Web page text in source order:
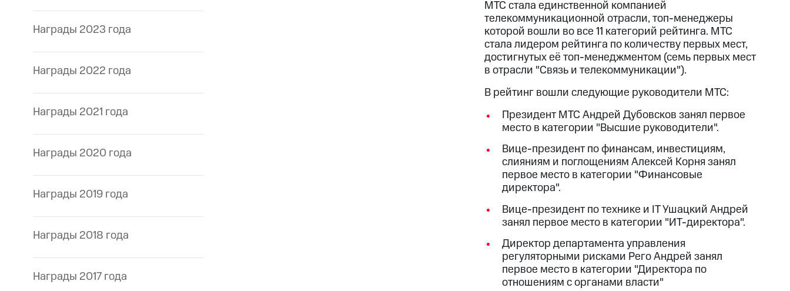
Награды 2023 года
Награды 2022 года
Награды 2021 года
Награды 2020 года
Награды 2019 года
Награды 2018 года
Награды 2017 года
МТС стала единственной компанией
телекоммуникационной отрасли, топ-менеджеры
которой вошли во все 11 категорий рейтинга. МТС
стала лидером рейтинга по количеству первых мест,
достигнутых её топ-менеджментом (семь первых мест
в отрасли "Связь и телекоммуникации").
В рейтинг вошли следующие руководители МТС:
Президент МТС Андрей Дубовсков занял первое
место в категории "Высшие руководители".
Вице-президент по финансам, инвестициям,
слияниям и поглощениям Алексей Корня занял
первое место в категории "Финансовые
директора".
Вице-президент по технике и IT Ушацкий Андрей
занял первое место в категории "ИТ-директора".
Директор департамента управления
регуляторными рисками Рего Андрей занял
первое место в категории "Директора по
отношениям с органами власти"